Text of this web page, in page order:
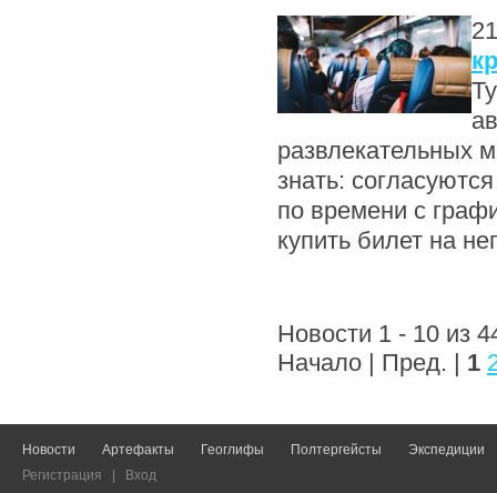
развлекательных
знать:
по времени с
купить билет на
Новости 1 - 10 из
Начало | Пред. | 1
Новости Артефакты Геоглифы Полтергейсты
Экспедиции
Регистрация
Вход